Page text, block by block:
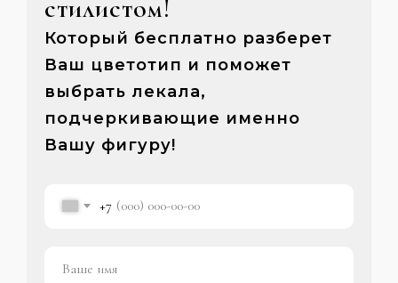
стилистом!
Который бесплатно разберет
Ваш цветотип и поможет
выбрать лекала,
подчеркивающие именно
Вашу фигуру!
+7